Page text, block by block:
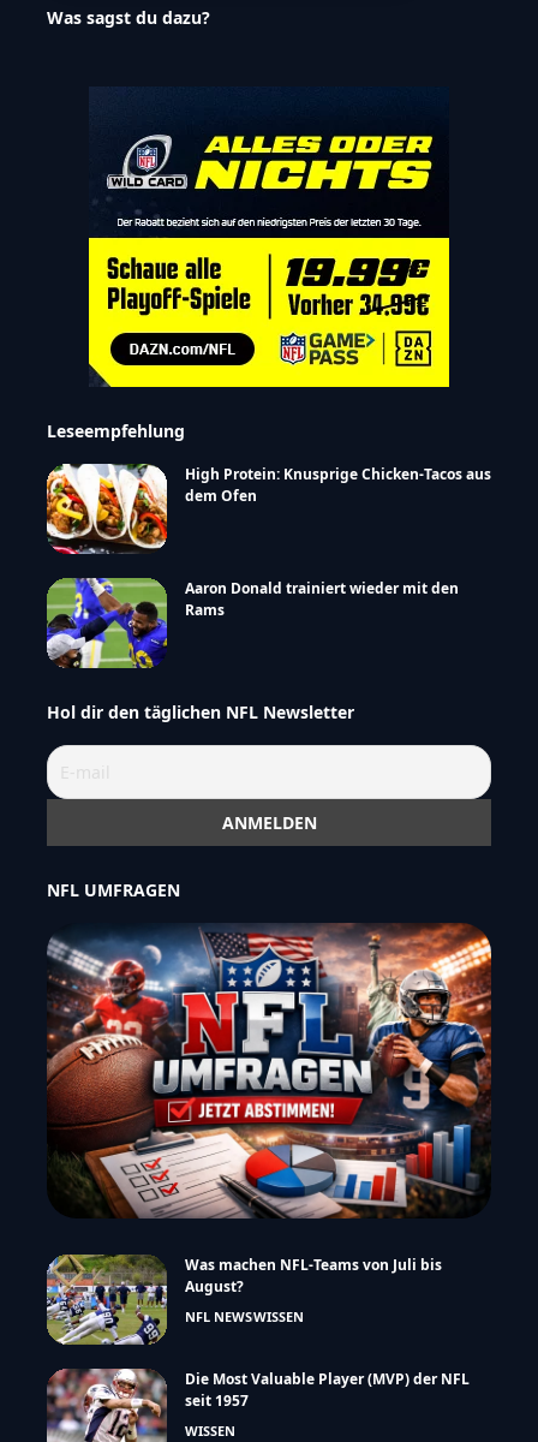
Was sagst du dazu?
Leseempfehlung
High Protein: Knusprige Chicken-Tacos aus
dem Ofen
Aaron Donald trainiert wieder mit den
Rams
Hol dir den täglichen NFL Newsletter
NFL UMFRAGEN
Was machen NFL-Teams von Juli bis
August?
NFL NEWSWISSEN
Die Most Valuable Player (MVP) der NFL
seit 1957
WISSEN